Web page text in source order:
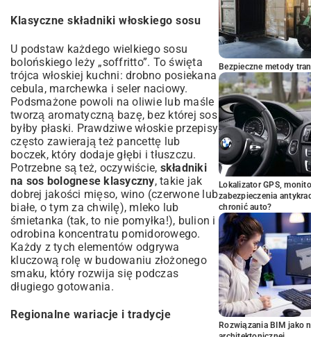
Klasyczne składniki włoskiego sosu
U podstaw każdego wielkiego sosu
bolońskiego leży „soffritto”. To święta
trójca włoskiej kuchni: drobno posiekana
cebula, marchewka i seler naciowy.
Podsmażone powoli na oliwie lub maśle
tworzą aromatyczną bazę, bez której sos
byłby płaski. Prawdziwe włoskie przepisy
często zawierają też pancettę lub
boczek, który dodaje głębi i tłuszczu.
Potrzebne są też, oczywiście, składniki
na sos bolognese klasyczny, takie jak
dobrej jakości mięso, wino (czerwone lub
białe, o tym za chwilę), mleko lub
śmietanka (tak, to nie pomyłka!), bulion i
odrobina koncentratu pomidorowego.
Każdy z tych elementów odgrywa
kluczową rolę w budowaniu złożonego
smaku, który rozwija się podczas
długiego gotowania.
Regionalne wariacje i tradycje
Bezpieczne metody
Lokalizator GPS,
zabezpieczenia
chronić auto?
Rozwiązania BIM jako